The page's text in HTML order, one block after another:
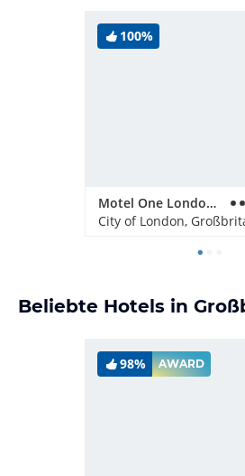
100%
Motel One London-Tower Hill
City of London,
Beliebte Hotels in
98% AWARD